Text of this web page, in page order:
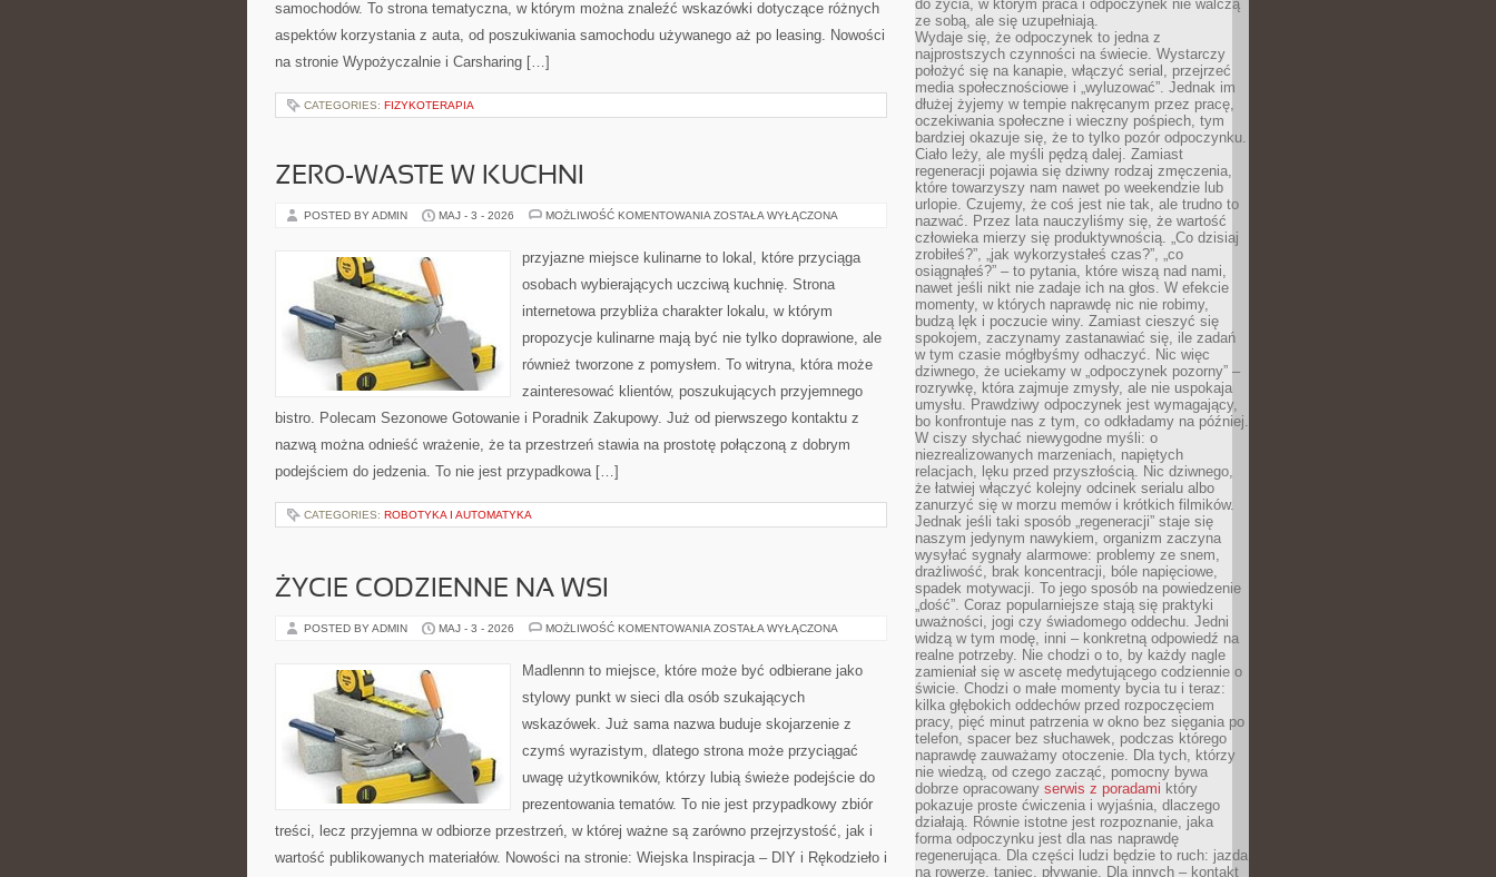
samochodów. To strona tematyczna, w którym można znaleźć wskazówki dotyczące różnych
aspektów korzystania z auta, od poszukiwania samochodu używanego aż po leasing. Nowości
na stronie Wypożyczalnie i Carsharing […]
CATEGORIES: FIZYKOTERAPIA
ZERO-WASTE W KUCHNI
POSTED BY ADMIN MAJ - 3 - 2026 MOŻLIWOŚĆ KOMENTOWANIA ZERO-
KUCHNI
ZOSTAŁA WYŁĄCZONA
przyjazne miejsce kulinarne to lokal, które przyciąga
osobach wybierających uczciwą kuchnię. Strona
internetowa przybliża charakter lokalu, w którym
propozycje kulinarne mają być nie tylko doprawione, ale
również tworzone z pomysłem. To witryna, która może
zainteresować klientów, poszukujących przyjemnego
bistro. Polecam Sezonowe Gotowanie i Poradnik Zakupowy. Już od pierwszego kontaktu z
nazwą można odnieść wrażenie, że ta przestrzeń stawia na prostotę połączoną z dobrym
podejściem do jedzenia. To nie jest przypadkowa […]
CATEGORIES: ROBOTYKA I AUTOMATYKA
ŻYCIE CODZIENNE NA WSI
POSTED BY ADMIN MAJ - 3 - 2026 MOŻLIWOŚĆ KOMENTOWANIA ŻYCIE
WSI
ZOSTAŁA WYŁĄCZONA
Madlennn to miejsce, które może być odbierane jako
stylowy punkt w sieci dla osób szukających
wskazówek. Już sama nazwa buduje skojarzenie z
czymś wyrazistym, dlatego strona może przyciągać
uwagę użytkowników, którzy lubią świeże podejście do
prezentowania tematów. To nie jest przypadkowy zbiór
treści, lecz przyjemna w odbiorze przestrzeń, w której ważne są zarówno przejrzystość, jak i
wartość publikowanych materiałów. Nowości na stronie: Wiejska Inspiracja – DIY i Rękodzieło i
do życia, w którym praca i odpoczynek nie walczą
ze sobą, ale się uzupełniają.
Wydaje się, że odpoczynek to jedna z
najprostszych czynności na świecie. Wystarczy
położyć się na kanapie, włączyć serial, przejrzeć
media społecznościowe i „wyluzować”. Jednak im
dłużej żyjemy w tempie nakręcanym przez pracę,
oczekiwania społeczne i wieczny pośpiech, tym
bardziej okazuje się, że to tylko pozór odpoczynku.
Ciało leży, ale myśli pędzą dalej. Zamiast
regeneracji pojawia się dziwny rodzaj zmęczenia,
które towarzyszy nam nawet po weekendzie lub
urlopie. Czujemy, że coś jest nie tak, ale trudno to
nazwać. Przez lata nauczyliśmy się, że wartość
człowieka mierzy się produktywnością. „Co dzisiaj
zrobiłeś?”, „jak wykorzystałeś czas?”, „co
osiągnąłeś?” – to pytania, które wiszą nad nami,
nawet jeśli nikt nie zadaje ich na głos. W efekcie
momenty, w których naprawdę nic nie robimy,
budzą lęk i poczucie winy. Zamiast cieszyć się
spokojem, zaczynamy zastanawiać się, ile zadań
w tym czasie mógłbyśmy odhaczyć. Nic więc
dziwnego, że uciekamy w „odpoczynek pozorny” –
rozrywkę, która zajmuje zmysły, ale nie uspokaja
umysłu. Prawdziwy odpoczynek jest wymagający,
bo konfrontuje nas z tym, co odkładamy na później.
W ciszy słychać niewygodne myśli: o
niezrealizowanych marzeniach, napiętych
relacjach, lęku przed przyszłością. Nic dziwnego,
że łatwiej włączyć kolejny odcinek serialu albo
zanurzyć się w morzu memów i krótkich filmików.
Jednak jeśli taki sposób „regeneracji” staje się
naszym jedynym nawykiem, organizm zaczyna
wysyłać sygnały alarmowe: problemy ze snem,
drażliwość, brak koncentracji, bóle napięciowe,
spadek motywacji. To jego sposób na powiedzenie
„dość”. Coraz popularniejsze stają się praktyki
uważności, jogi czy świadomego oddechu. Jedni
widzą w tym modę, inni – konkretną odpowiedź na
realne potrzeby. Nie chodzi o to, by każdy nagle
zamieniał się w ascetę medytującego codziennie o
świcie. Chodzi o małe momenty bycia tu i teraz:
kilka głębokich oddechów przed rozpoczęciem
pracy, pięć minut patrzenia w okno bez sięgania po
telefon, spacer bez słuchawek, podczas którego
naprawdę zauważamy otoczenie. Dla tych, którzy
nie wiedzą, od czego zacząć, pomocny bywa
dobrze opracowany serwis z poradami który
pokazuje proste ćwiczenia i wyjaśnia, dlaczego
działają. Równie istotne jest rozpoznanie, jaka
forma odpoczynku jest dla nas naprawdę
regenerująca. Dla części ludzi będzie to ruch: jazda
na rowerze, taniec, pływanie. Dla innych – kontakt